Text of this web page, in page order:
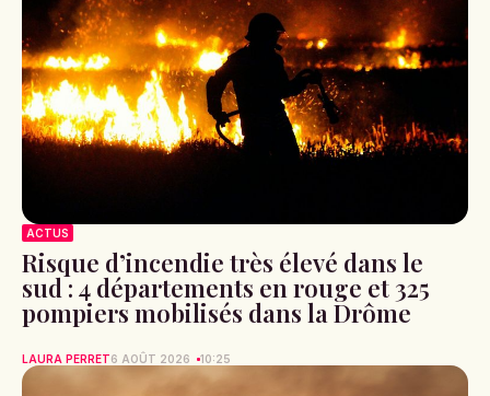
ACTUS
Risque d’incendie très élevé dans le
sud : 4 départements en rouge et 325
pompiers mobilisés dans la Drôme
LAURA PERRET6 AOÛT 2026 10:25